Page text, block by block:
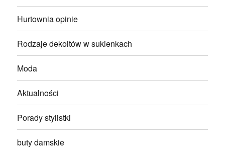
Hurtownia opinie
Rodzaje dekoltów w sukienkach
Moda
Aktualności
Porady stylistki
buty damskie